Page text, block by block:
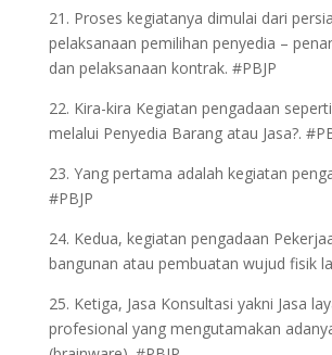
21. Proses kegiatanya dimulai dari
pelaksanaan pemilihan penyedia –
dan pelaksanaan kontrak. #PBJP
22. Kira-kira Kegiatan pengadaan
melalui Penyedia Barang atau Jasa?.
23. Yang pertama adalah kegiatan
#PBJP
24. Kedua, kegiatan pengadaan
bangunan atau pembuatan wujud fisik
25. Ketiga, Jasa Konsultasi yakni Jasa
profesional yang mengutamakan